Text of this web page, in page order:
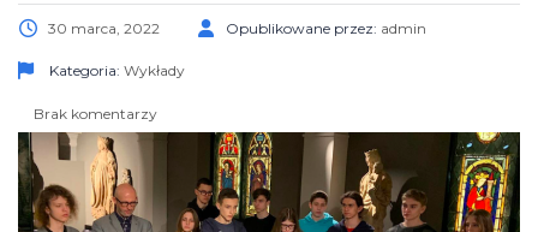
30 marca, 2022 Opublikowane przez: admin
Kategoria: Wykłady
Brak komentarzy